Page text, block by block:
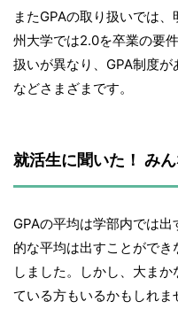
またGPAの取り扱いでは
州大学では2.0を卒業の要
扱いが異なり、GPA制度
などさまざまです。
就活生に聞いた！ み
GPAの平均は学部内では
的な平均は出すことがで
しました。しかし、大ま
ている方もいるかもしれま